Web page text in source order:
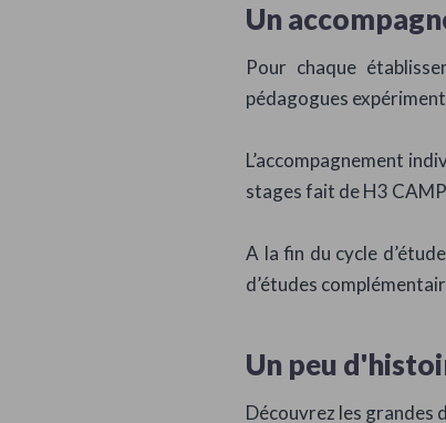
Un
Pour chaque
pédagogues
L’accompagnement
stages fait de H3
A la fin du cycle
d’études
Un peu
Découvrez les grandes